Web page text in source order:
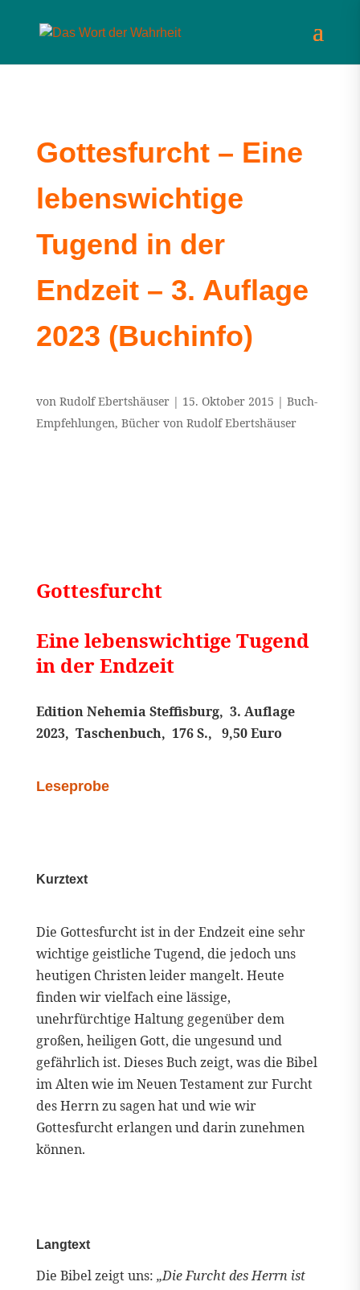
Gottesfurcht – Eine
lebenswichtige
Tugend in der
Endzeit – 3. Auflage
2023 (Buchinfo)
von Rudolf Ebertshäuser| 15. Oktober 2015 | Buch-
Empfehlungen, Bücher von Rudolf Ebertshäuser
Gottesfurcht
Eine lebenswichtige Tugend
in der Endzeit
Edition Nehemia Steffisburg, 3. Auflage
2023, Taschenbuch, 176 S., 9,50 Euro
Leseprobe
Kurztext
Die Gottesfurcht ist in der Endzeit eine sehr
wichtige geistliche Tugend, die jedoch uns
heutigen Christen leider mangelt. Heute
finden wir vielfach eine lässige,
unehrfürchtige Haltung gegenüber dem
großen, heiligen Gott, die ungesund und
gefährlich ist. Dieses Buch zeigt, was die Bibel
im Alten wie im Neuen Testament zur Furcht
des Herrn zu sagen hat und wie wir
Gottesfurcht erlangen und darin zunehmen
können.
Langtext
Die Bibel zeigt uns: „Die Furcht des Herrn ist